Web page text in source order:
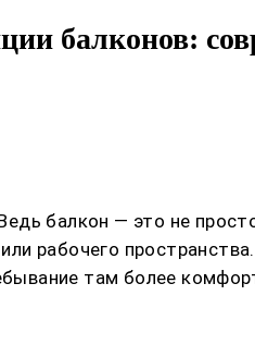
балконов:
балкон — это не
рабочего
там более